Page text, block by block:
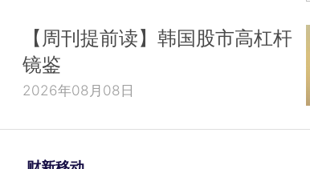
【周刊提前读】韩国股市高杠杆
镜鉴
2026年08月08日